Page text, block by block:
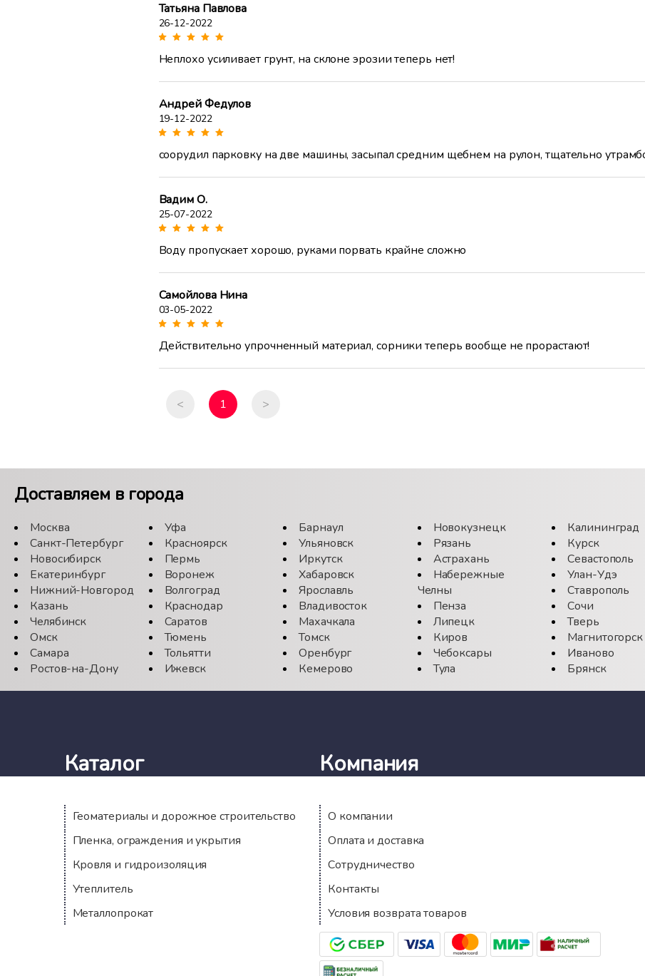
Татьяна Павлова
26-12-2022
Неплохо усиливает грунт, на склоне эрозии теперь нет!
Андрей Федулов
19-12-2022
соорудил парковку на две машины, засыпал средним щебнем на рулон, тщательно
Вадим О.
25-07-2022
Воду пропускает хорошо, руками порвать крайне сложно
Самойлова Нина
03-05-2022
Действительно упрочненный материал, сорники теперь вообще не прорастают!
< 1 >
Доставляем в города
Москва
Санкт-Петербург
Новосибирск
Екатеринбург
Нижний-Новгород
Казань
Челябинск
Омск
Самара
Ростов-на-Дону
Уфа
Красноярск
Пермь
Воронеж
Волгоград
Краснодар
Саратов
Тюмень
Тольятти
Ижевск
Барнаул
Ульяновск
Иркутск
Хабаровск
Ярославль
Владивосток
Махачкала
Томск
Оренбург
Кемерово
Новокузнецк
Рязань
Астрахань
Набережные
Челны
Пенза
Липецк
Киров
Чебоксары
Тула
Калининград
Курск
Севастополь
Улан-Удэ
Ставрополь
Сочи
Тверь
Магнитогорск
Иваново
Брянск
Каталог
Геоматериалы и дорожное строительство
Пленка, ограждения и укрытия
Кровля и гидроизоляция
Утеплитель
Металлопрокат
Компания
О компании
Оплата и доставка
Сотрудничество
Контакты
Условия возврата товаров